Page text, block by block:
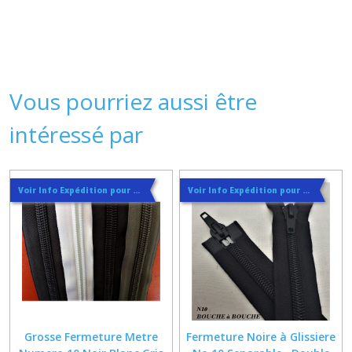
Vous pourriez aussi être
intéressé par
Voir Info Expédition pour Régler les Frais de Port au Meilleur Prix , En haut d'ecran à Droite
Grosse Fermeture Metre
Voir Info Expédition pour Régler les Frais de Port au Meilleur Prix , En haut d'ecran à Droite
Fermeture Noire à Glissiere